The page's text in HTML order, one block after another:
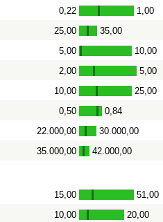
0,22 - 1,00
25,00 - 35,00
5,00 - 10,00
2,00 - 5,00
10,00 - 25,00
0,50 - 0,84
22.000,00 - 30.000,00
35.000,00 - 42.000,00
15,00 - 51,00
10,00 - 20,00